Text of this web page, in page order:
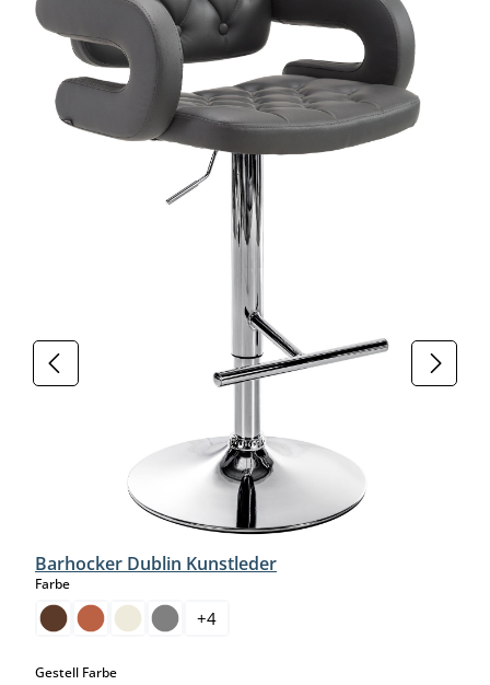
Barhocker Dublin Kunstleder
Farbeauswählen
+4
Gestell Farbeauswählen